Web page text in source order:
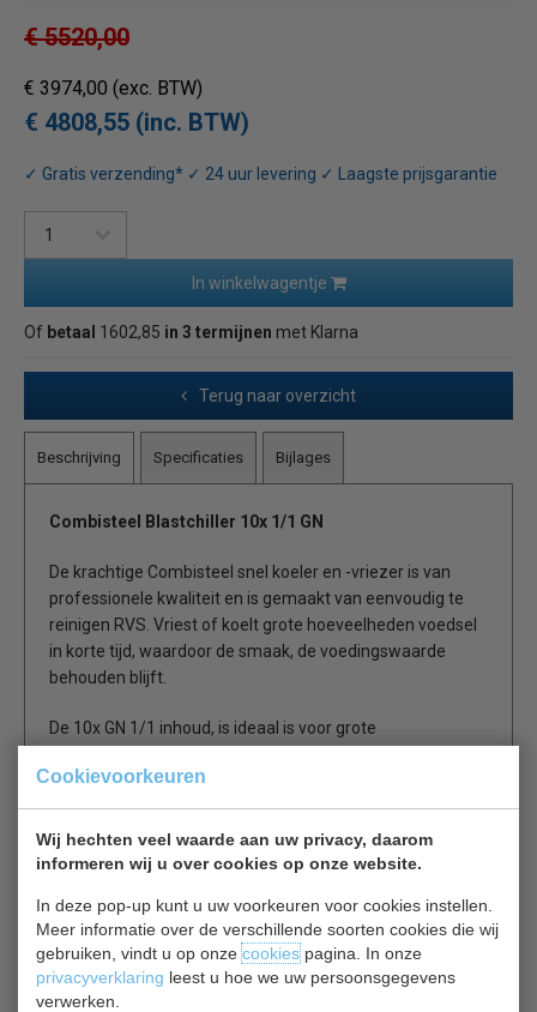
Cookievoorkeuren
Wij hechten veel waarde aan uw privacy, daarom
informeren wij u over cookies op onze website.
In deze pop-up kunt u uw voorkeuren voor cookies instellen.
Meer informatie over de verschillende soorten cookies die wij
gebruiken, vindt u op onzecookiespagina. In onze
privacyverklaring leest u hoe we uw persoonsgegevens
verwerken.
€ 5520,00
€ 3974,00 (exc. BTW)
€ 4808,55 (inc. BTW)
✓ Gratis verzending* ✓ 24 uur levering ✓ Laagste prijsgarantie
In winkelwagentje
Of betaal 1602,85 in 3 termijnen met Klarna
Terug naar overzicht
Beschrijving Specificaties Bijlages
Combisteel Blastchiller 10x 1/1 GN
De krachtige Combisteel snel koeler en -vriezer is van
professionele kwaliteit en is gemaakt van eenvoudig te
reinigen RVS. Vriest of koelt grote hoeveelheden voedsel
in korte tijd, waardoor de smaak, de voedingswaarde
behouden blijft.
De 10x GN 1/1 inhoud, is ideaal is voor grote
worden maar uiteraard ook voor, hotels, ziekenhuizen en
restaurants.
Koelt eenvoudig 30 kg voedsel van +70°C tot +3°C in 90
minuten.
Voorzien van 70mm isolatie
Koelen 30 kg in 90 min van +70 ºc naar + 3 ºC